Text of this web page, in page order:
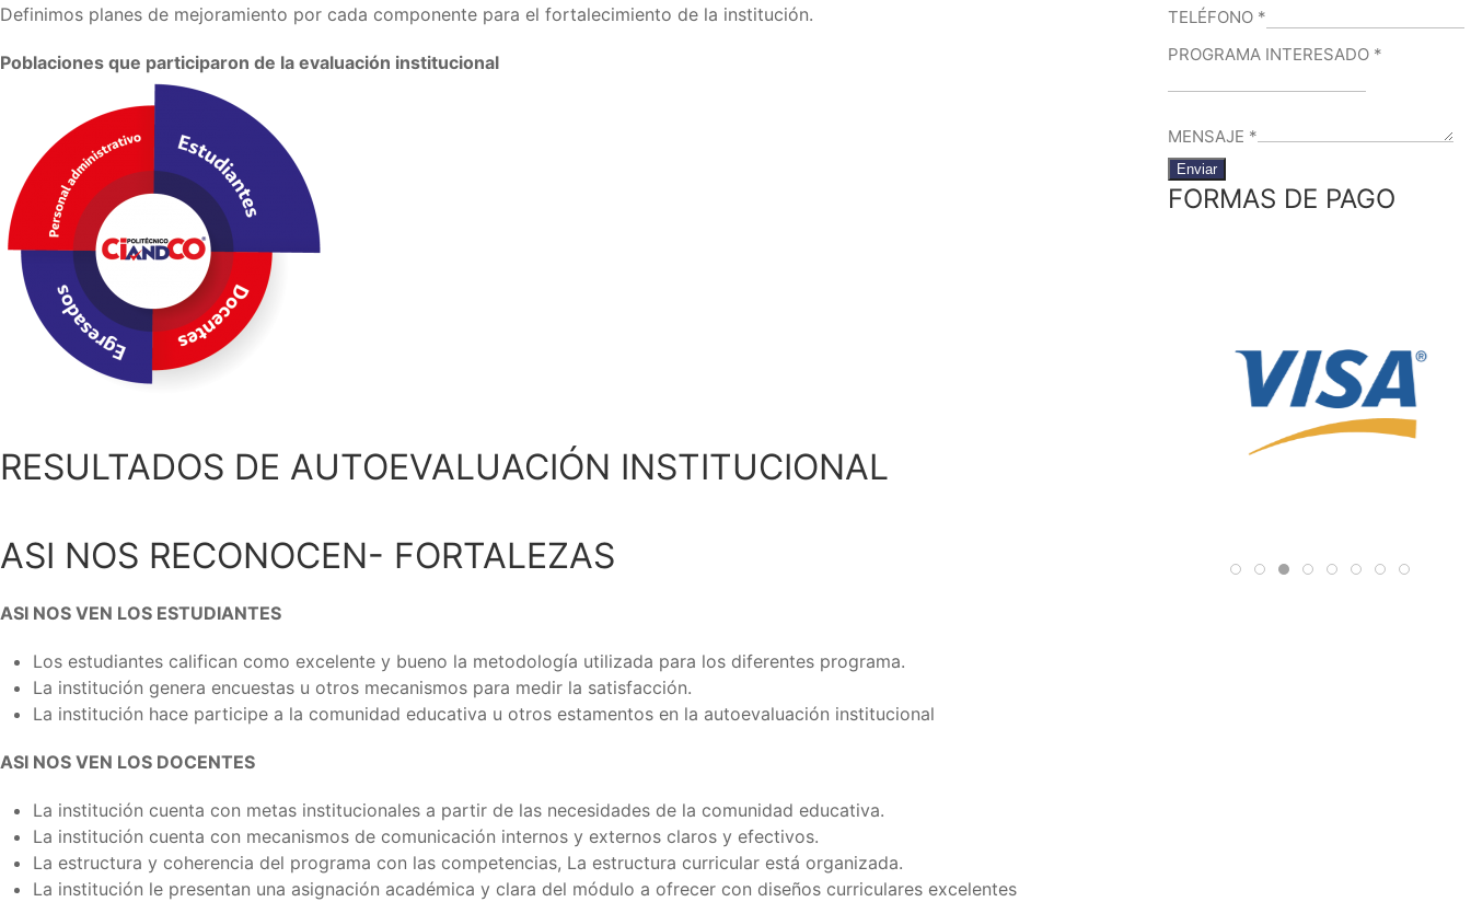
Definimos planes de mejoramiento por cada componente para el fortalecimiento de la institución.
Poblaciones que participaron de la evaluación institucional
RESULTADOS DE AUTOEVALUACIÓN INSTITUCIONAL
ASI NOS RECONOCEN- FORTALEZAS
ASI NOS VEN LOS ESTUDIANTES
Los estudiantes califican como excelente y bueno la metodología utilizada para los diferentes programa.
La institución genera encuestas u otros mecanismos para medir la satisfacción.
La institución hace participe a la comunidad educativa u otros estamentos en la autoevaluación institucional
ASI NOS VEN LOS DOCENTES
La institución cuenta con metas institucionales a partir de las necesidades de la comunidad educativa.
La institución cuenta con mecanismos de comunicación internos y externos claros y efectivos.
La estructura y coherencia del programa con las competencias, La estructura curricular está organizada.
La institución le presentan una asignación académica y clara del módulo a ofrecer con diseños curriculares excelentes
TELÉFONO *
PROGRAMA INTERESADO *
MENSAJE *
Enviar
FORMAS DE PAGO